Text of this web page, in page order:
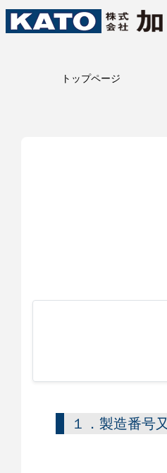
トップページ
１．製造番号